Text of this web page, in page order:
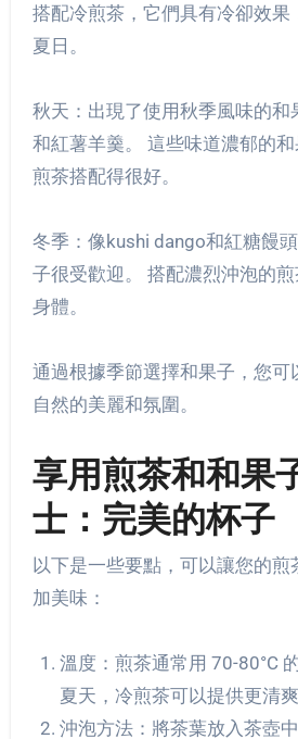
搭配冷煎茶，它們具有冷卻效果
夏日。
秋天：出現了使用秋季風味的和
和紅薯羊羹。 這些味道濃郁的
煎茶搭配得很好。
冬季：像kushi dango和紅糖饅
子很受歡迎。 搭配濃烈沖泡的
身體。
通過根據季節選擇和果子，您可
自然的美麗和氛圍。
享用煎茶和和果
士：完美的杯子
以下是一些要點，可以讓您的煎
加美味：
溫度：煎茶通常用 70-80°C
夏天，冷煎茶可以提供更清爽
沖泡方法：將茶葉放入茶壺